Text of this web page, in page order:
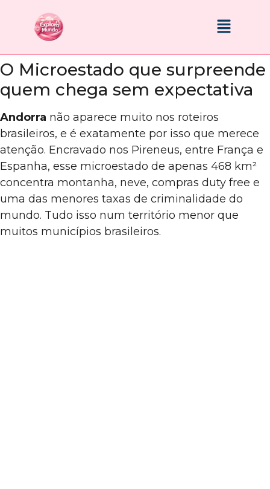
O Microestado que surpreende
quem chega sem expectativa
Andorra não aparece muito nos roteiros
brasileiros, e é exatamente por isso que merece
atenção. Encravado nos Pireneus, entre França e
Espanha, esse microestado de apenas 468 km²
concentra montanha, neve, compras duty free e
uma das menores taxas de criminalidade do
mundo. Tudo isso num território menor que
muitos municípios brasileiros.